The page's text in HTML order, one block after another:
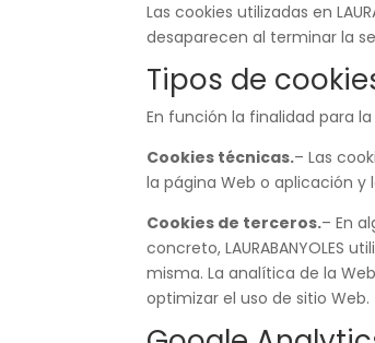
Las cookies utilizadas en
desaparecen al terminar la
Tipos de
En función la finalidad para
Cookies técnicas.– Las
la página Web o aplicación y
Cookies de terceros.– En
concreto,
misma. La analítica de la
optimizar el uso de sitio Web.